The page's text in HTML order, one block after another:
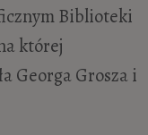
Biblioteki
której
Georga Grosza i